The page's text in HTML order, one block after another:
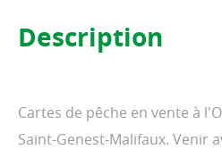
Description
Cartes de pêche en vente à
Saint-Genest-Malifaux. Venir